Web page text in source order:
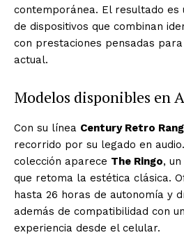
contemporánea. El resultado es
de dispositivos que combinan
con prestaciones pensadas
actual.
Modelos disponibles en
Con su línea Century Retro
recorrido por su legado en
colección aparece The Ringo,
que retoma la estética clásica.
hasta 26 horas de autonomía y
además de compatibilidad con
experiencia desde el celular.